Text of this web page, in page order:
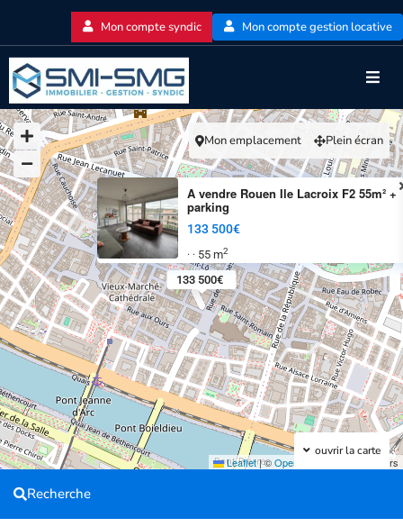
Mon compte syndic Mon compte gestion locative
133 500€
A vendre Rouen Ile Lacroix F2 55m² +
parking
133 500€
· · 55 m2
Leaflet|©OpenStreetMap contributors
ouvrir la carte
Mon emplacement Plein écran
Recherche